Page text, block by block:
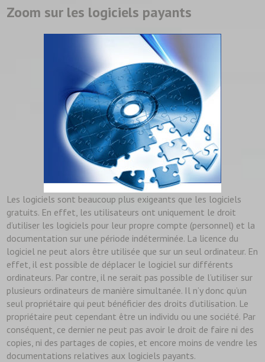
Zoom sur les logiciels payants
Les logiciels sont beaucoup plus exigeants que les logiciels
gratuits. En effet, les utilisateurs ont uniquement le droit
d’utiliser les logiciels pour leur propre compte (personnel) et la
documentation sur une période indéterminée. La licence du
logiciel ne peut alors être utilisée que sur un seul ordinateur. En
effet, il est possible de déplacer le logiciel sur différents
ordinateurs. Par contre, il ne serait pas possible de l’utiliser sur
plusieurs ordinateurs de manière simultanée. Il n’y donc qu’un
seul propriétaire qui peut bénéficier des droits d’utilisation. Le
propriétaire peut cependant être un individu ou une société. Par
conséquent, ce dernier ne peut pas avoir le droit de faire ni des
copies, ni des partages de copies, et encore moins de vendre les
documentations relatives aux logiciels payants.